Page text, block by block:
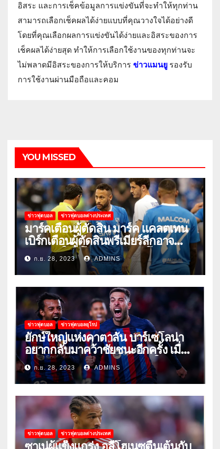
อิสระ และการเช็คข้อมูลการแข่งขันที่จะทำให้ทุกท่าน
สามารถเลือกเช็คผลได้ง่ายแบบที่คุณวางใจได้อย่างดี
โดยที่คุณเลือกผลการแข่งขันได้ง่ายและอิสระของการ
เช็คผลได้ง่ายสุด ทำให้การเลือกใช้งานของทุกท่านจะ
ไม่พลาดมีอิสระของการให้บริการ ข่าวแมนยู รองรับ
การใช้งานผ่านมือถือและคอม
YOU MISSED
ข่าวฟุตบอล ข่าวฟุตบอลต่างประเทศ
มาร์คเตือนผู้ตัดสิน มาร์ค แคลตเทน
เบิร์กเตือนผู้ตัดสินพรีเมียร์ลีกอาจ
‘ยอมแพ้ในยูโรหรือฟุตบอลโลก’
ก.ย. 28, 2023 ADMINS
ข่าวฟุตบอล ข่าวฟุตบอลยุโรป
ยักษ์ใหญ่แห่งคาตาลัน บาร์เซโลน่า
อยากกลับมาคว้าชัยชนะอีกครั้ง เมื่อ
พวกเขาเปิดบ้านรับมือเซบีย่าในลีก
ก.ย. 28, 2023 ADMINS
ข่าวฟุตบอล ข่าวฟุตบอลต่างประเทศ